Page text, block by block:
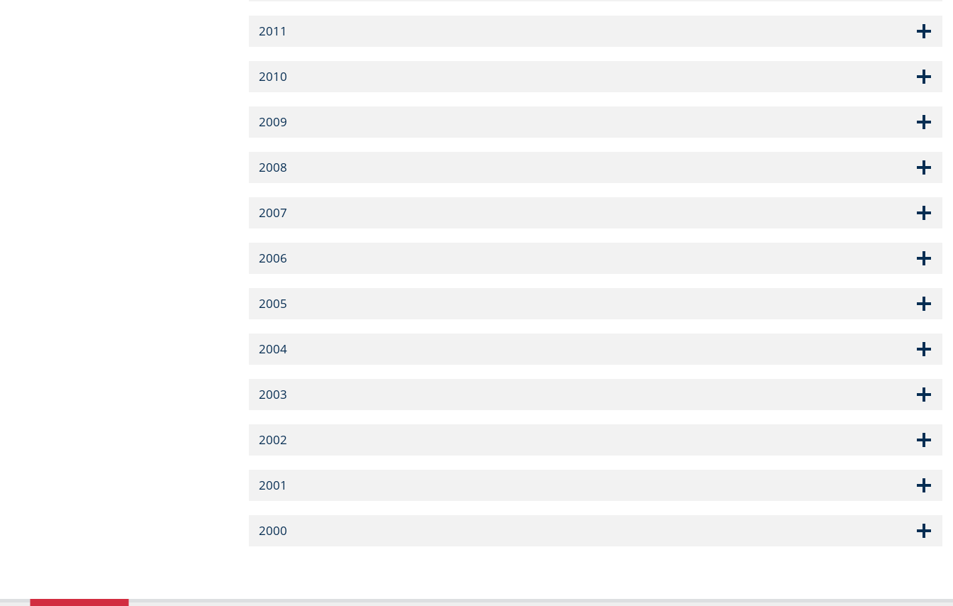
2011
2010
2009
2008
2007
2006
2005
2004
2003
2002
2001
2000